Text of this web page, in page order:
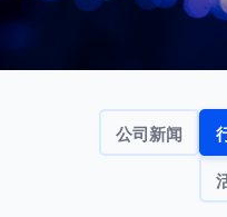
公司新闻